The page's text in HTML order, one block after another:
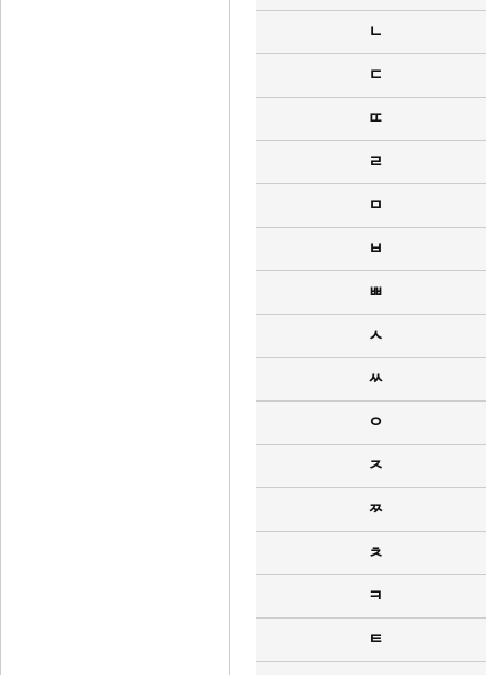
ㄴ
ㄷ
ㄸ
ㄹ
ㅁ
ㅂ
ㅃ
ㅅ
ㅆ
ㅇ
ㅈ
ㅉ
ㅊ
ㅋ
ㅌ